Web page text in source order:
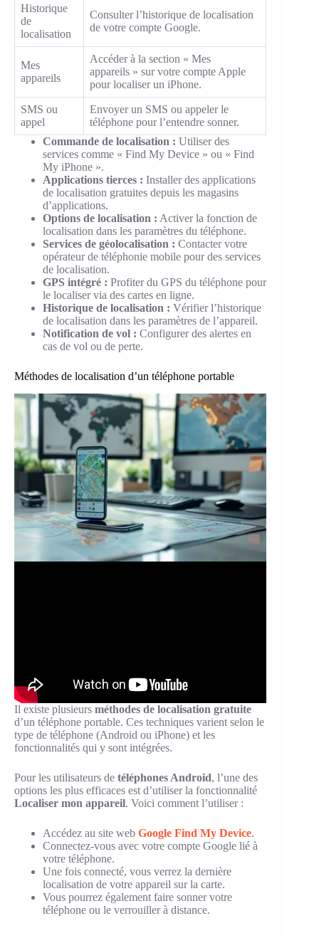
Historique
de
localisation
Consulter l’historique de localisation
de votre compte Google.
Mes
appareils
Accéder à la section « Mes
appareils » sur votre compte Apple
pour localiser un iPhone.
SMS ou
appel
Envoyer un SMS ou appeler le
téléphone pour l’entendre sonner.
Commande de localisation : Utiliser des
services comme « Find My Device » ou « Find
My iPhone ».
Applications tierces : Installer des applications
de localisation gratuites depuis les magasins
d’applications.
Options de localisation : Activer la fonction de
localisation dans les paramètres du téléphone.
Services de géolocalisation : Contacter votre
opérateur de téléphonie mobile pour des services
de localisation.
GPS intégré : Profiter du GPS du téléphone pour
le localiser via des cartes en ligne.
Historique de localisation : Vérifier l’historique
de localisation dans les paramètres de l’appareil.
Notification de vol : Configurer des alertes en
cas de vol ou de perte.
Méthodes de localisation d’un téléphone portable
Il existe plusieurs méthodes de localisation gratuite
d’un téléphone portable. Ces techniques varient selon le
type de téléphone (Android ou iPhone) et les
fonctionnalités qui y sont intégrées.
Pour les utilisateurs de téléphones Android, l’une des
options les plus efficaces est d’utiliser la fonctionnalité
Localiser mon appareil. Voici comment l’utiliser :
Accédez au site web Google Find My Device.
Connectez-vous avec votre compte Google lié à
votre téléphone.
Une fois connecté, vous verrez la dernière
localisation de votre appareil sur la carte.
Vous pourrez également faire sonner votre
téléphone ou le verrouiller à distance.